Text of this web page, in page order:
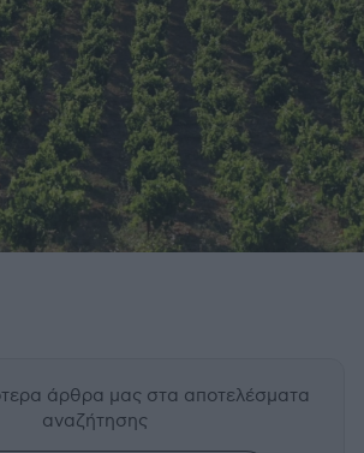
άρθρα μας στα αποτελέσματα
αναζήτησης